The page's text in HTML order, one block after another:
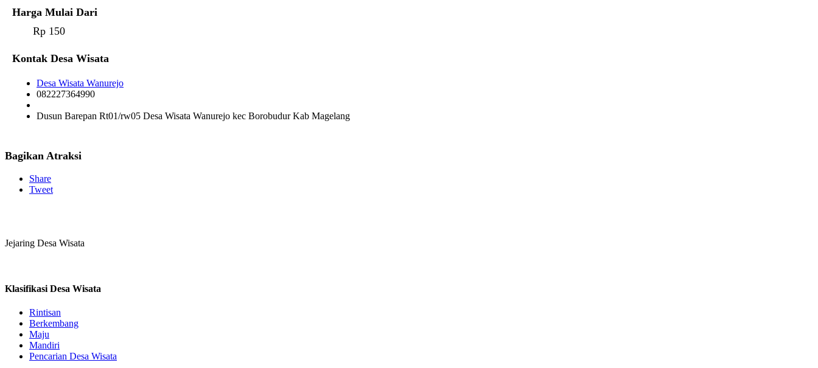
Harga Mulai Dari
Rp 150
Kontak Desa Wisata
Desa Wisata Wanurejo
082227364990
Dusun Barepan Rt01/rw05 Desa Wisata Wanurejo kec Borobudur Kab Magelang
Bagikan Atraksi
Share
Tweet
Jejaring Desa Wisata
Klasifikasi Desa Wisata
Rintisan
Berkembang
Maju
Mandiri
Pencarian Desa Wisata